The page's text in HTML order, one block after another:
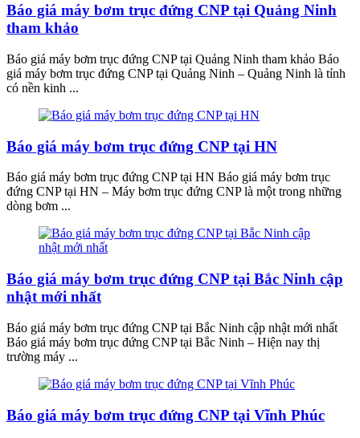
Báo giá máy bơm trục đứng CNP tại Quảng Ninh
tham khảo
Báo giá máy bơm trục đứng CNP tại Quảng Ninh tham khảo Báo
giá máy bơm trục đứng CNP tại Quảng Ninh – Quảng Ninh là tỉnh
có nền kinh ...
Báo giá máy bơm trục đứng CNP tại HN
Báo giá máy bơm trục đứng CNP tại HN Báo giá máy bơm trục
đứng CNP tại HN – Máy bơm trục đứng CNP là một trong những
dòng bơm ...
Báo giá máy bơm trục đứng CNP tại Bắc Ninh cập
nhật mới nhất
Báo giá máy bơm trục đứng CNP tại Bắc Ninh cập nhật mới nhất
Báo giá máy bơm trục đứng CNP tại Bắc Ninh – Hiện nay thị
trường máy ...
Báo giá máy bơm trục đứng CNP tại Vĩnh Phúc